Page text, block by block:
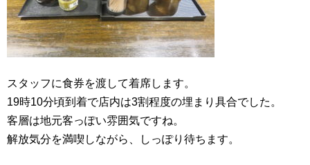
スタッフに食券を渡して着席します。
19時10分頃到着で店内は3割程度の埋まり具合でした。
客層は地元客っぽい雰囲気ですね。
解放気分を満喫しながら、しっぽり待ちます。